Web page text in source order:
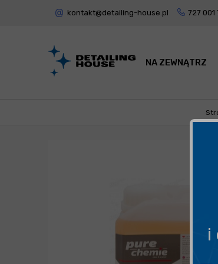
kontakt@detailing-house.pl 727 001
NA ZEWNĄTRZ
i